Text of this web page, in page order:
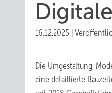
16.12.2025
Die Umgestaltung,
eine detaillierte